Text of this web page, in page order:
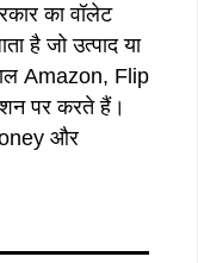
का वॉलेट
है जो उत्पाद या
Amazon, Flip
पर करते हैं।
और